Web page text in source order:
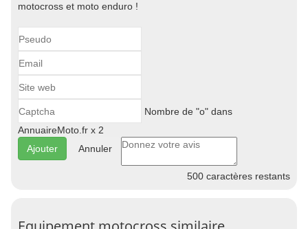
motocross et moto enduro !
Nombre de "o" dans
AnnuaireMoto.fr x 2
Annuler
500 caractères restants